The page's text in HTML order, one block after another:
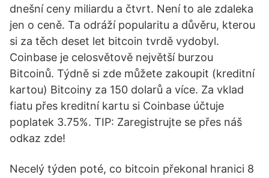
dnešní ceny miliardu a čtvrt. Není to ale zdaleka
jen o ceně. Ta odráží popularitu a důvěru, kterou
si za těch deset let bitcoin tvrdě vydobyl.
Coinbase je celosvětově největší burzou
Bitcoinů. Týdně si zde můžete zakoupit (kreditní
kartou) Bitcoiny za 150 dolarů a více. Za vklad
fiatu přes kreditní kartu si Coinbase účtuje
poplatek 3.75%. TIP: Zaregistrujte se přes náš
odkaz zde!
Necelý týden poté, co bitcoin překonal hranici 8